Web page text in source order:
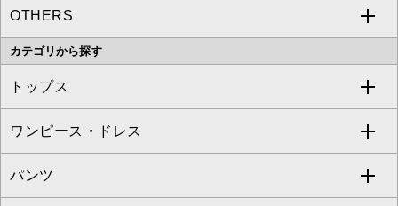
MK MICHEL KLEIN
OFUON le MK
MICHEL KLEIN HOMME
MK MICHEL KLEIN HOMME
a.v.v
OTHERS
MK MICHEL KLEIN BAG
カテゴリから探す
トップス
すべてのトップス
カットソー・Tシャツ
ワンピース・ドレス
すべてのワンピース・ドレス
パンツ